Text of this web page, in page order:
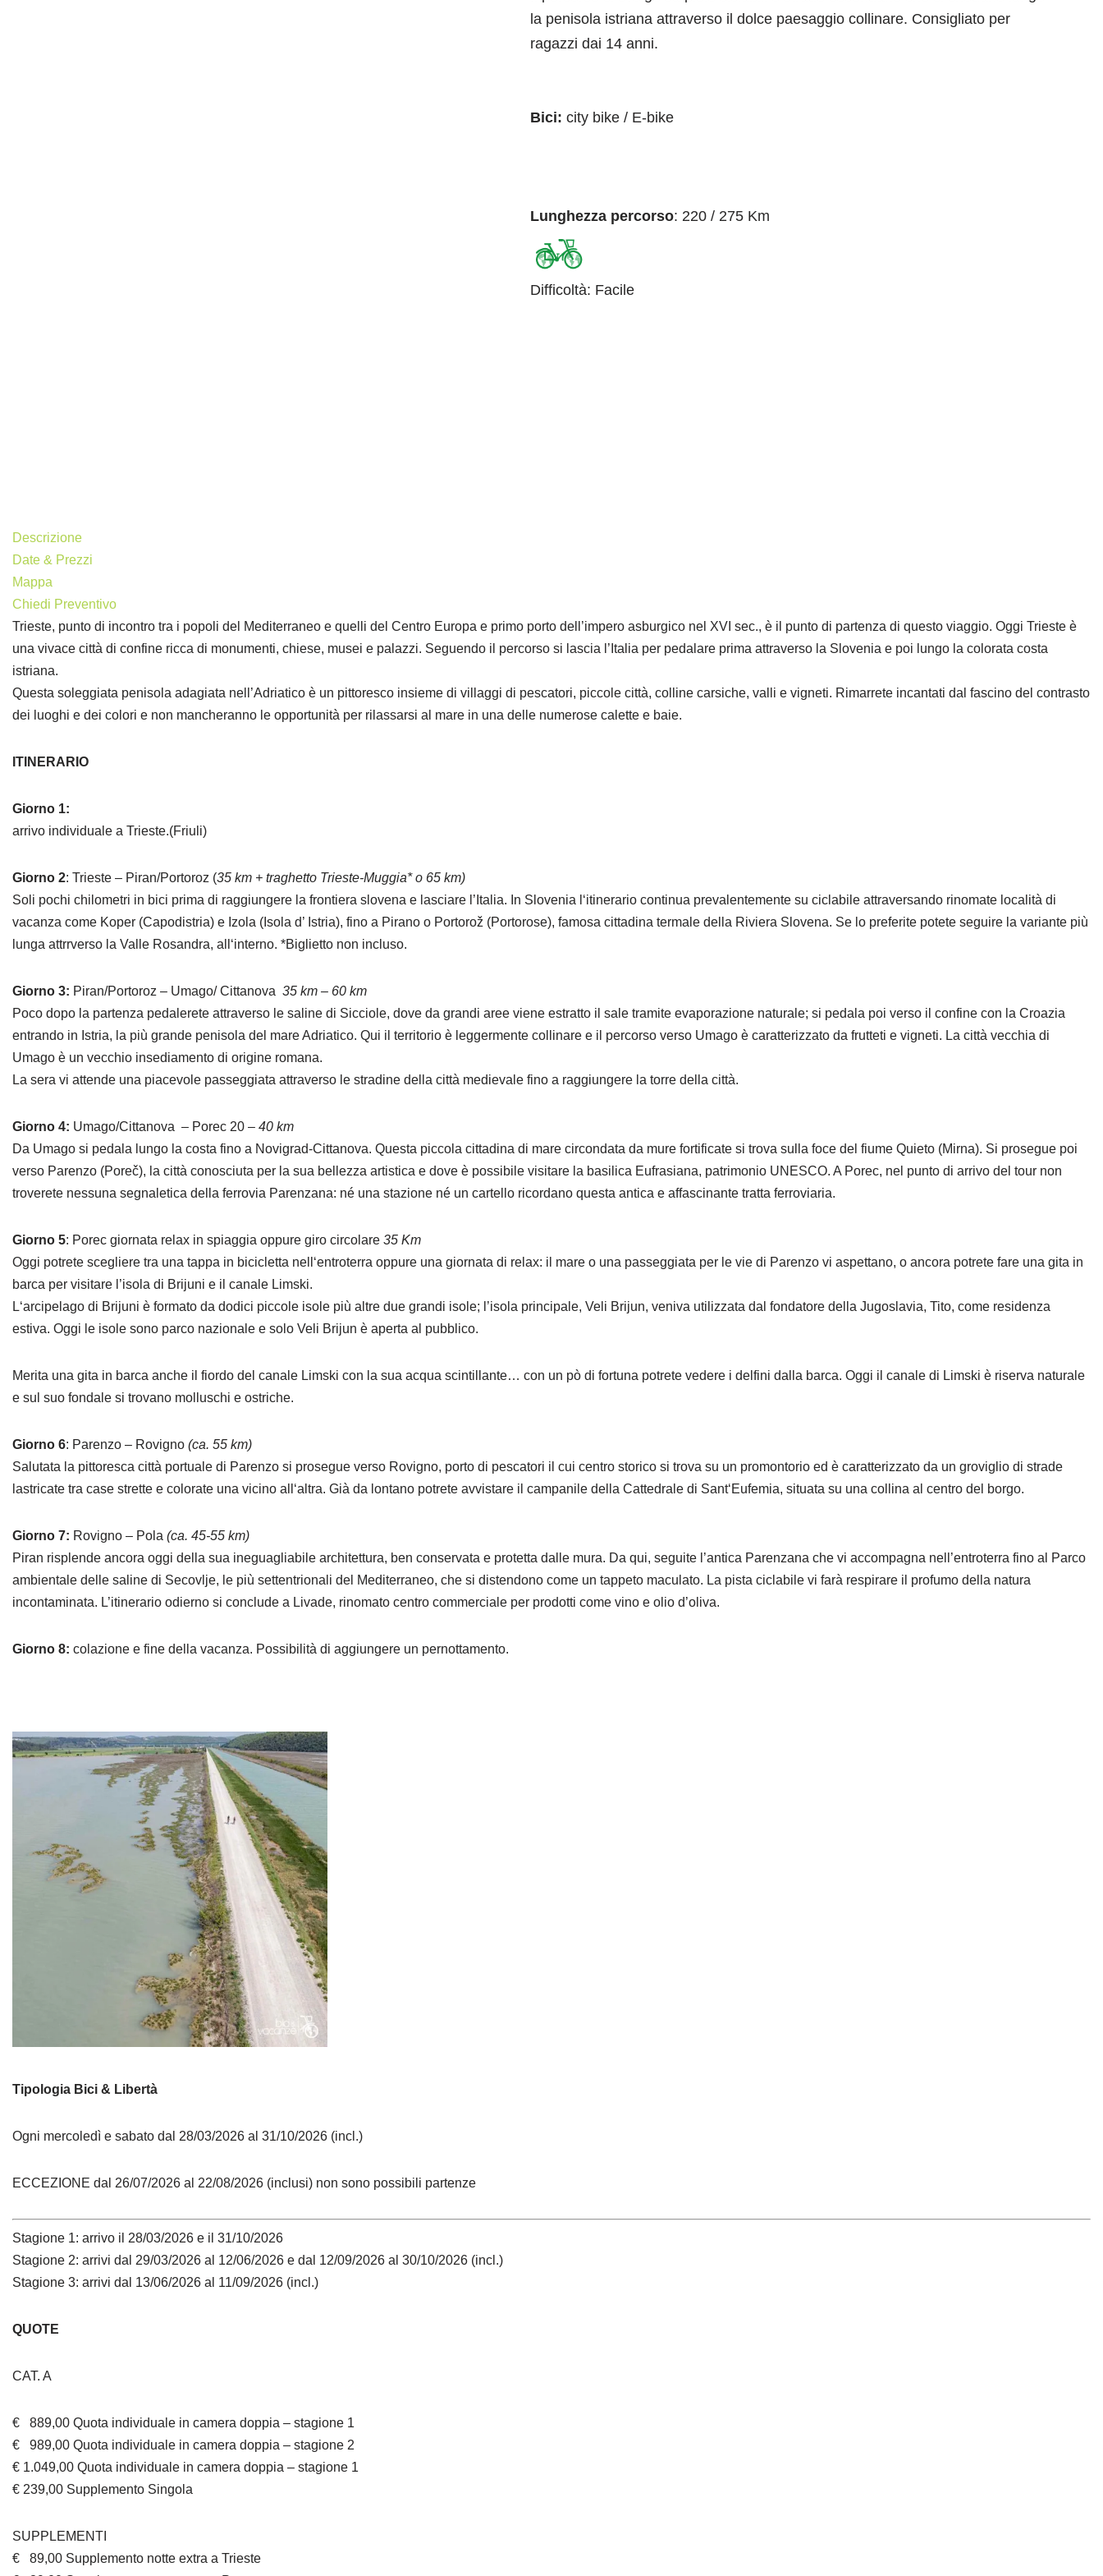
la penisola istriana attraverso il dolce paesaggio collinare. Consigliato per
ragazzi dai 14 anni.
Bici: city bike / E-bike
Lunghezza percorso: 220 / 275 Km
Difficoltà: Facile
Descrizione
Date & Prezzi
Mappa
Chiedi Preventivo
Trieste, punto di incontro tra i popoli del Mediterraneo e quelli del Centro Europa e primo porto dell’impero asburgico nel XVI sec., è il punto di partenza di questo viaggio. Oggi Trieste è
una vivace città di confine ricca di monumenti, chiese, musei e palazzi. Seguendo il percorso si lascia l’Italia per pedalare prima attraverso la Slovenia e poi lungo la colorata costa
istriana.
Questa soleggiata penisola adagiata nell’Adriatico è un pittoresco insieme di villaggi di pescatori, piccole città, colline carsiche, valli e vigneti. Rimarrete incantati dal fascino del contrasto
dei luoghi e dei colori e non mancheranno le opportunità per rilassarsi al mare in una delle numerose calette e baie.
ITINERARIO
Giorno 1:
arrivo individuale a Trieste.(Friuli)
Giorno 2: Trieste – Piran/Portoroz (35 km + traghetto Trieste-Muggia* o 65 km)
Soli pochi chilometri in bici prima di raggiungere la frontiera slovena e lasciare l’Italia. In Slovenia l‘itinerario continua prevalentemente su ciclabile attraversando rinomate località di
vacanza come Koper (Capodistria) e Izola (Isola d’ Istria), fino a Pirano o Portorož (Portorose), famosa cittadina termale della Riviera Slovena. Se lo preferite potete seguire la variante più
lunga attrrverso la Valle Rosandra, all‘interno. *Biglietto non incluso.
Giorno 3: Piran/Portoroz – Umago/ Cittanova 35 km – 60 km
Poco dopo la partenza pedalerete attraverso le saline di Sicciole, dove da grandi aree viene estratto il sale tramite evaporazione naturale; si pedala poi verso il confine con la Croazia
entrando in Istria, la più grande penisola del mare Adriatico. Qui il territorio è leggermente collinare e il percorso verso Umago è caratterizzato da frutteti e vigneti. La città vecchia di
Umago è un vecchio insediamento di origine romana.
La sera vi attende una piacevole passeggiata attraverso le stradine della città medievale fino a raggiungere la torre della città.
Giorno 4: Umago/Cittanova – Porec 20 – 40 km
Da Umago si pedala lungo la costa fino a Novigrad-Cittanova. Questa piccola cittadina di mare circondata da mure fortificate si trova sulla foce del fiume Quieto (Mirna). Si prosegue poi
verso Parenzo (Poreč), la città conosciuta per la sua bellezza artistica e dove è possibile visitare la basilica Eufrasiana, patrimonio UNESCO. A Porec, nel punto di arrivo del tour non
troverete nessuna segnaletica della ferrovia Parenzana: né una stazione né un cartello ricordano questa antica e affascinante tratta ferroviaria.
Giorno 5: Porec giornata relax in spiaggia oppure giro circolare 35 Km
Oggi potrete scegliere tra una tappa in bicicletta nell‘entroterra oppure una giornata di relax: il mare o una passeggiata per le vie di Parenzo vi aspettano, o ancora potrete fare una gita in
barca per visitare l’isola di Brijuni e il canale Limski.
L‘arcipelago di Brijuni è formato da dodici piccole isole più altre due grandi isole; l’isola principale, Veli Brijun, veniva utilizzata dal fondatore della Jugoslavia, Tito, come residenza
estiva. Oggi le isole sono parco nazionale e solo Veli Brijun è aperta al pubblico.
Merita una gita in barca anche il fiordo del canale Limski con la sua acqua scintillante… con un pò di fortuna potrete vedere i delfini dalla barca. Oggi il canale di Limski è riserva naturale
e sul suo fondale si trovano molluschi e ostriche.
Giorno 6: Parenzo – Rovigno (ca. 55 km)
Salutata la pittoresca città portuale di Parenzo si prosegue verso Rovigno, porto di pescatori il cui centro storico si trova su un promontorio ed è caratterizzato da un groviglio di strade
lastricate tra case strette e colorate una vicino all‘altra. Già da lontano potrete avvistare il campanile della Cattedrale di Sant‘Eufemia, situata su una collina al centro del borgo.
Giorno 7: Rovigno – Pola (ca. 45-55 km)
Piran risplende ancora oggi della sua ineguagliabile architettura, ben conservata e protetta dalle mura. Da qui, seguite l’antica Parenzana che vi accompagna nell’entroterra fino al Parco
ambientale delle saline di Secovlje, le più settentrionali del Mediterraneo, che si distendono come un tappeto maculato. La pista ciclabile vi farà respirare il profumo della natura
incontaminata. L’itinerario odierno si conclude a Livade, rinomato centro commerciale per prodotti come vino e olio d’oliva.
Giorno 8: colazione e fine della vacanza. Possibilità di aggiungere un pernottamento.
Tipologia Bici & Libertà
Ogni mercoledì e sabato dal 28/03/2026 al 31/10/2026 (incl.)
ECCEZIONE dal 26/07/2026 al 22/08/2026 (inclusi) non sono possibili partenze
Stagione 1: arrivo il 28/03/2026 e il 31/10/2026
Stagione 2: arrivi dal 29/03/2026 al 12/06/2026 e dal 12/09/2026 al 30/10/2026 (incl.)
Stagione 3: arrivi dal 13/06/2026 al 11/09/2026 (incl.)
QUOTE
CAT. A
€ 889,00 Quota individuale in camera doppia – stagione 1
€ 989,00 Quota individuale in camera doppia – stagione 2
€ 1.049,00 Quota individuale in camera doppia – stagione 1
€ 239,00 Supplemento Singola
SUPPLEMENTI
€ 89,00 Supplemento notte extra a Trieste